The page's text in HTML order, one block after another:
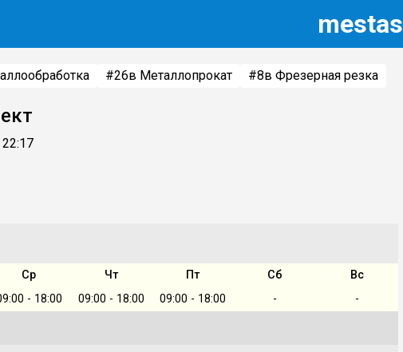
mestas
#26в Металлопрокат #8в Фрезерная резка
22:17
Ср Чт Пт Сб
Вс
- 18:00 09:00 - 18:00 09:00 - 18:00 - -